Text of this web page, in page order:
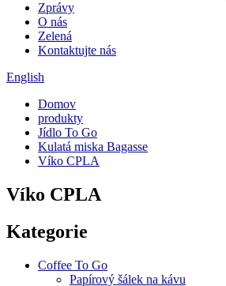
Zprávy
O nás
Zelená
Kontaktujte nás
English
Domov
produkty
Jídlo To Go
Kulatá miska Bagasse
Víko CPLA
Víko CPLA
Kategorie
Coffee To Go
Papírový šálek na kávu